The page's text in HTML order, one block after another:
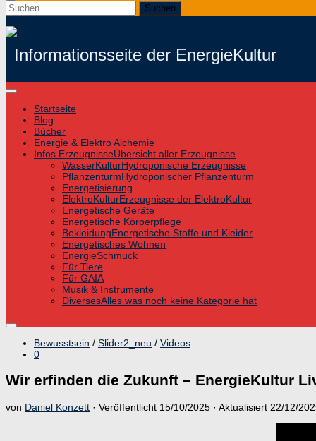
Informationsseite der EnergieKultur
Startseite
Blog
Bücher
Energie & Elektro Alchemie
Infos ErzeugnisseÜbersicht aller Erzeugnisse
WasserKulturHydroponische Erzeugnisse
PflanzenturmHydroponischer Pflanzenturm
Energetisierung
ElektroKulturErzeugnisse der ElektroKultur
Energetische Geräte
Energetische Körperpflege
BekleidungEnergetische Stoffe und Kleider
Energetisches Wohnen
EnergieSchmuck
Für Tiere
Für GAIA
Musik & Instrumente
DiversesAlles was noch keine Kategorie hat
Bewusstsein / Slider2_neu / Videos
0
Wir erfinden die Zukunft – EnergieKultur
von Daniel Konzett · Veröffentlicht 15/10/2025 · Aktualisiert 22/12/